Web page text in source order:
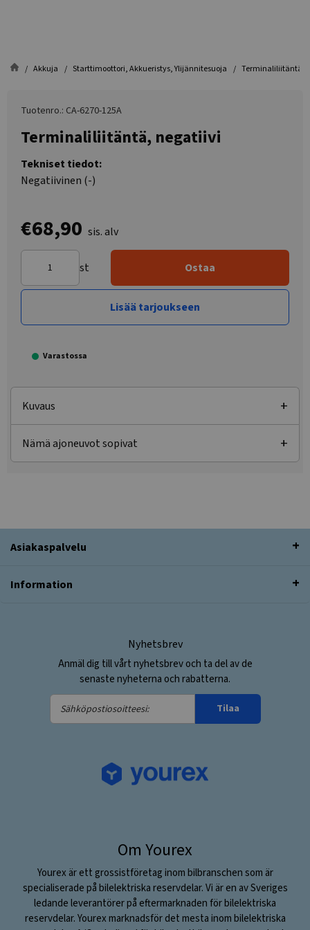
Akkuja Starttimoottori, Akkueristys, Ylijännitesuoja Terminaliliitäntä,
Tuotenro.: CA-6270-125A
Terminaliliitäntä, negatiivi
Tekniset tiedot:
Negatiivinen (-)
€68,90 sis. alv
st Ostaa
Lisää tarjoukseen
Varastossa
Kuvaus
Nämä ajoneuvot sopivat
Asiakaspalvelu
Information
Nyhetsbrev
Anmäl dig till vårt nyhetsbrev och ta del av de
senaste nyheterna och rabatterna.
Sähköpostiosoitteesi:
Tilaa
Om Yourex
Yourex är ett grossistföretag inom bilbranschen som är
specialiserade på bilelektriska reservdelar. Vi är en av Sveriges
ledande leverantörer på eftermarknaden för bilelektriska
reservdelar. Yourex marknadsför det mesta inom bilelektriska